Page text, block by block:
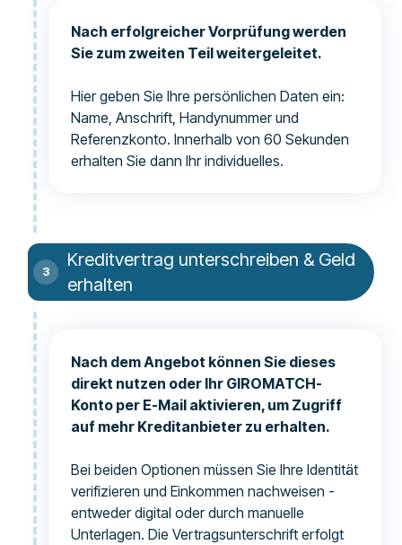
Nach erfolgreicher Vorprüfung werden
Sie zum zweiten Teil weitergeleitet.
Hier geben Sie Ihre persönlichen Daten ein:
Name, Anschrift, Handynummer und
Referenzkonto. Innerhalb von 60 Sekunden
erhalten Sie dann Ihr individuelles.
Kreditvertrag unterschreiben & Geld
erhalten
Nach dem Angebot können Sie dieses
direkt nutzen oder Ihr GIROMATCH-
Konto per E-Mail aktivieren, um Zugriff
auf mehr Kreditanbieter zu erhalten.
Bei beiden Optionen müssen Sie Ihre Identität
verifizieren und Einkommen nachweisen -
entweder digital oder durch manuelle
Unterlagen. Die Vertragsunterschrift erfolgt